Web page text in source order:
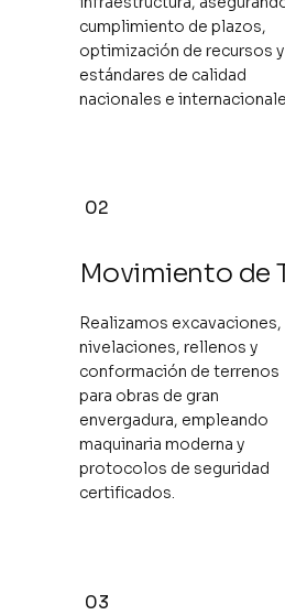
cumplimiento de plazos,
optimización de recursos y
estándares de calidad
nacionales e
02
Movimiento de
Realizamos excavaciones,
nivelaciones, rellenos y
conformación de terrenos
para obras de gran
envergadura, empleando
maquinaria moderna y
protocolos de seguridad
certificados.
03